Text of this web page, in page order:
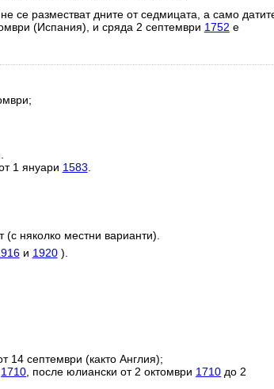
се разместват дните от седмицата, а само
(Испания), и сряда 2 септември 1752 е
1 януари 1583.
няколко местни варианти).
и 1920).
14 септември (както Англия);
1710 , после юлиански от 2 октомври 1710 до 2